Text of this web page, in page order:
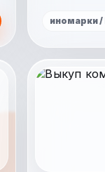
иномарки